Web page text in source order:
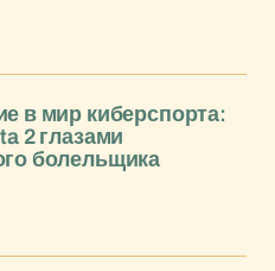
в мир киберспорта:
2 глазами
болельщика